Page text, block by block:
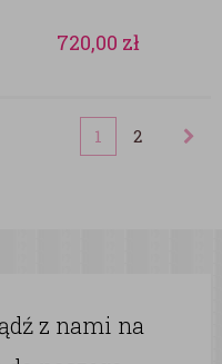
720,00 zł
1 2
z nami na